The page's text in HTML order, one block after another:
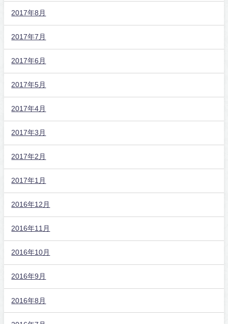
2017年8月
2017年7月
2017年6月
2017年5月
2017年4月
2017年3月
2017年2月
2017年1月
2016年12月
2016年11月
2016年10月
2016年9月
2016年8月